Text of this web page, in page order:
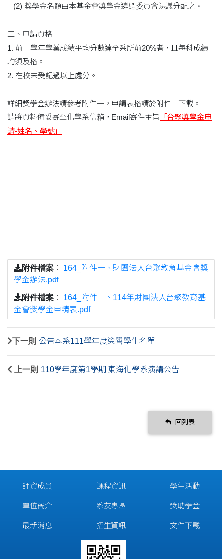
(2) 獎學金名額由本基金會獎學金遴選委員會決議分配之。
二、申請資格：
1. 前一學年學業成績平均分數達全系所前20%者，且每科成績
均須及格。
2. 在校未受記過以上處分。
詳細獎學金辦法請參考附件一，申請表格請於附件二下載。
請將資料備妥寄至化學系信箱，Email寄件主旨
「台聚獎學金申
請-姓名、學號」
附件檔案 ： 164_附件一、財團法人台聚教育基金會獎
學金辦法.pdf
附件檔案 ： 164_附件二、114年財團法人台聚教育基
金會獎學金申請表.pdf
下一則 公告本系111學年度榮譽學生名單
上一則 110學年度第1學期 東海化學系演講公告
回列表
師資成員
單位簡介
最新消息
課程資訊
系友專區
招生資訊
學生活動
獎助學金
文件下載